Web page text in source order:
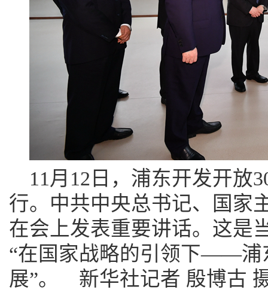
11月12日，浦东开发开放
行。中共中央总书记、国家
在会上发表重要讲话。这是
“在国家战略的引领下——浦
展”。 新华社记者 殷博古